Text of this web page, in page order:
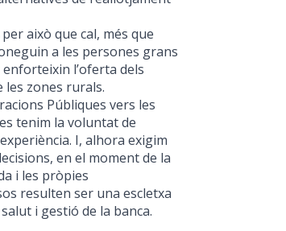
això que cal, més que
a les persones grans
l’oferta dels
les zones rurals.
Públiques vers les
tenim la voluntat de
I, alhora exigim
en el moment de la
i les pròpies
resulten ser una escletxa
i gestió de la banca.